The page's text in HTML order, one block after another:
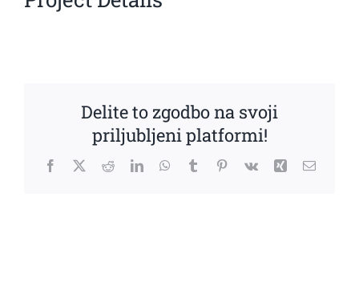
Delite to zgodbo na svoji
priljubljeni platformi!
Facebook
X RedditLinkedInWhatsApp
TumblrPinterest
Vk Xing Email